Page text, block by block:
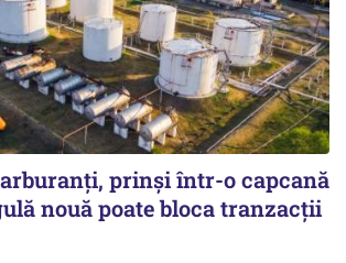
prinși într-o capcană
nouă poate bloca tranzacții